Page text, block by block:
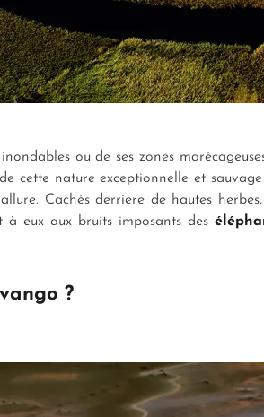
ou de ses zones
cette nature exceptionnelle et
Cachés derrière de hautes herbes,
à eux aux bruits imposants des
?